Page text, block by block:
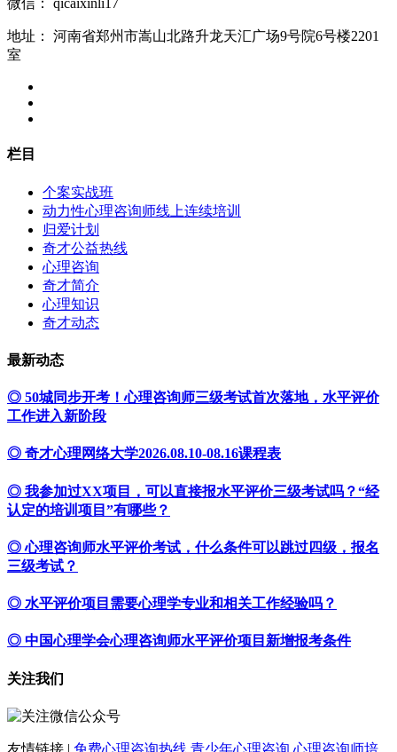
微信： qicaixinli17
地址：
河南省郑州市嵩山北路升龙天汇广场9号院6号楼2201
室
栏目
个案实战班
动力性心理咨询师线上连续培训
归爱计划
奇才公益热线
心理咨询
奇才简介
心理知识
奇才动态
最新动态
◎ 50城同步开考！心理咨询师三级考试首次落地，水平评价
工作进入新阶段
◎ 奇才心理网络大学2026.08.10-08.16课程表
◎ 我参加过XX项目，可以直接报水平评价三级考试吗？“经
认定的培训项目”有哪些？
◎ 心理咨询师水平评价考试，什么条件可以跳过四级，报名
三级考试？
◎ 水平评价项目需要心理学专业和相关工作经验吗？
◎ 中国心理学会心理咨询师水平评价项目新增报考条件
关注我们
友情链接 | 免费心理咨询热线 青少年心理咨询 心理咨询师培